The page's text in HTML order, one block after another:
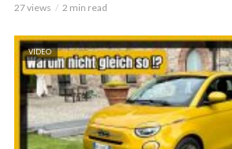
27 views 2 min read
VIDEO